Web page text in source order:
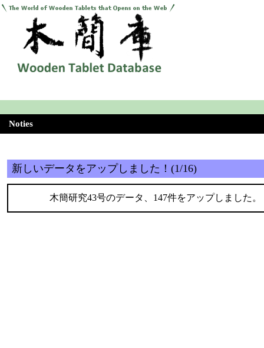
Noties
新しいデータをアップしました！(1/16)
木簡研究43号のデータ、147件をアップしました。